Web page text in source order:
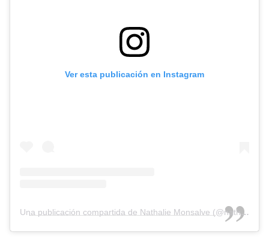
Ver esta publicación en Instagram
Una publicación compartida de Nathalie Monsalve (@nathaliemonsalve)